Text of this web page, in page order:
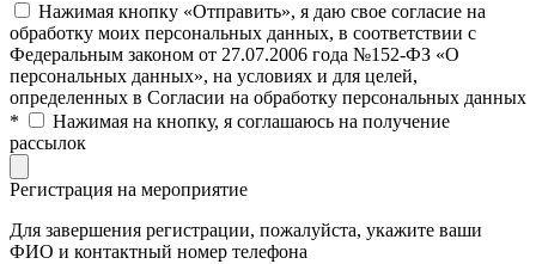
Нажимая кнопку «Отправить», я даю свое согласие на
обработку моих персональных данных, в соответствии с
Федеральным законом от 27.07.2006 года №152-ФЗ «О
персональных данных», на условиях и для целей,
определенных в Согласии на обработку персональных данных
*
Нажимая на кнопку, я соглашаюсь на получение
рассылок
Регистрация на мероприятие
Для завершения регистрации, пожалуйста, укажите ваши
ФИО и контактный номер телефона